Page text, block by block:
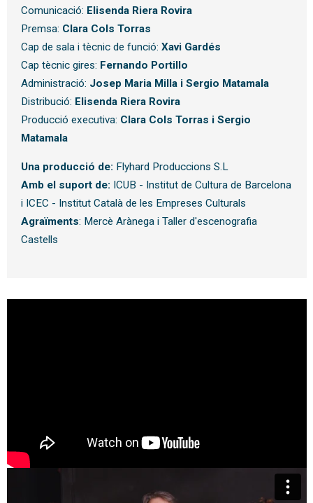
Comunicació: Elisenda Riera Rovira
Premsa: Clara Cols Torras
Cap de sala i tècnic de funció: Xavi Gardés
Cap tècnic gires: Fernando Portillo
Administració: Josep Maria Milla i Sergio Matamala
Distribució: Elisenda Riera Rovira
Producció executiva: Clara Cols Torras i Sergio
Matamala
Una producció de: Flyhard Produccions S.L
Amb el suport de: ICUB - Institut de Cultura de Barcelona
i ICEC - Institut Català de les Empreses Culturals
Agraïments: Mercè Arànega i Taller d'escenografia
Castells